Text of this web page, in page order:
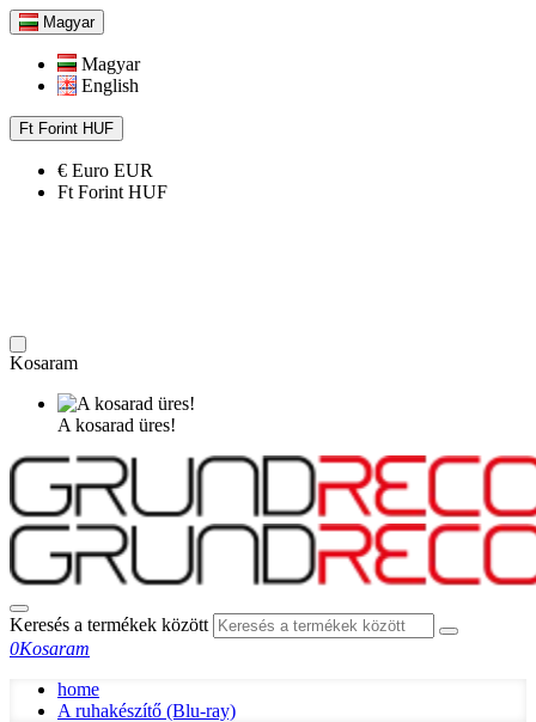
Magyar
Magyar
English
Ft Forint HUF
€ Euro EUR
Ft Forint HUF
Kosaram
A kosarad üres!
Keresés a termékek között
0Kosaram
home
A ruhakészítő (Blu-ray)